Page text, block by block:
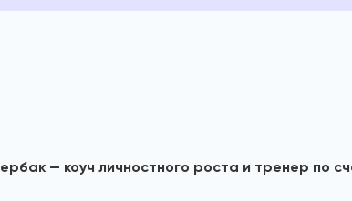
— коуч личностного роста и тренер по